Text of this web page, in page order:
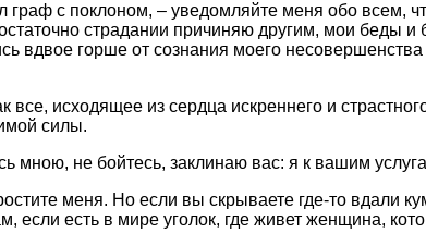
граф с поклоном, – уведомляйте меня обо всем,
страдании причиняю другим, мои беды и
вдвое горше от сознания моего несовершенства
все, исходящее из сердца искреннего и
силы.
мною, не бойтесь, заклинаю вас: я к вашим
меня. Но если вы скрываете где-то вдали
если есть в мире уголок, где живет женщина,